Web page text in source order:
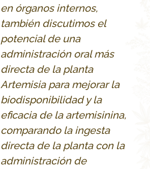
en órganos internos,
también discutimos el
potencial de una
administración oral más
directa de la planta
Artemisia para mejorar la
biodisponibilidad y la
eficacia de la artemisinina,
comparando la ingesta
directa de la planta con la
administración de